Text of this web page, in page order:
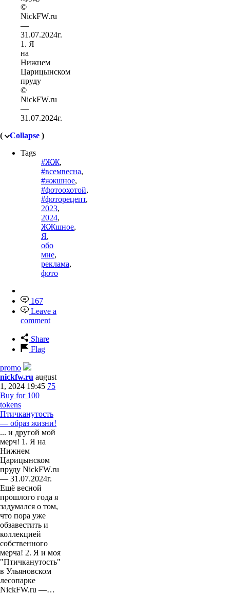
1. Я
на
Нижнем
Царицынском
пруду
©
NickFW.ru
—
31.07.2024г.
(
Collapse )
Tags
#ЖЖ,
#всемвесна,
#жжшное,
#фотоохотой,
#фоторецепт,
2023,
2024,
ЖЖшное,
Я,
обо
мне,
реклама,
фото
167
Leave a
comment
Share
Flag
promo
nickfw.ru august
1, 2024 19:45 75
Buy for 100
tokens
Птичканутость
— образ жизни!
... и другой мой
мерч! 1. Я на
Нижнем
Царицынском
пруду NickFW.ru
— 31.07.2024г.
Ещё весной
прошлого года я
задумался о том,
что пора уже
обзавестить и
коллекцией
собственного
мерча! 2. Я и моя
"Птичканутость"
в Ульяновском
лесопарке
NickFW.ru —…